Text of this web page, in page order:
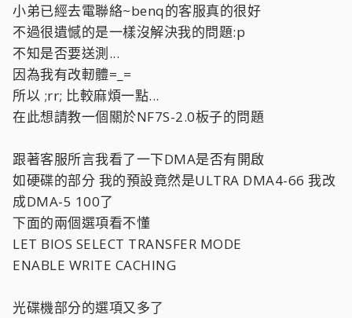
小弟已經去電聯絡~benq的客服真的很好
不過很遺憾的是一樣沒解決我的問題:p
不知是否要送測...
因為我有改軔體=_=
所以 ;rr; 比較麻煩一點...
在此想請教一個關於NF7S-2.0板子的問題
跟著客服所言我看了一下DMA是否有開啟
如硬碟的部分 我的預設竟然是ULTRA DMA4-66 我改
成DMA-5 100了
下面的兩個選項看不懂
LET BIOS SELECT TRANSFER MODE
ENABLE WRITE CACHING
光碟機部分的選項又多了